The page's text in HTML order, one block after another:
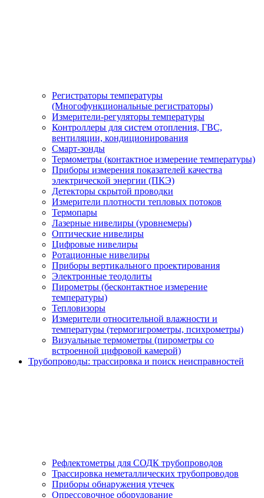
Регистраторы температуры
(Многофункциональные регистраторы)
Измерители-регуляторы температуры
Контроллеры для систем отопления, ГВС,
вентиляции, кондиционирования
Смарт-зонды
Термометры (контактное измерение температуры)
Приборы измерения показателей качества
электрической энергии (ПКЭ)
Детекторы скрытой проводки
Измерители плотности тепловых потоков
Термопары
Лазерные нивелиры (уровнемеры)
Оптические нивелиры
Цифровые нивелиры
Ротационные нивелиры
Приборы вертикального проектирования
Электронные теодолиты
Пирометры (бесконтактное измерение
температуры)
Тепловизоры
Измерители относительной влажности и
температуры (термогигрометры, психрометры)
Визуальные термометры (пирометры со
встроенной цифровой камерой)
Трубопроводы: трассировка и поиск неисправностей
Рефлектометры для СОДК трубопроводов
Трассировка неметаллических трубопроводов
Приборы обнаружения утечек
Опрессовочное оборудование